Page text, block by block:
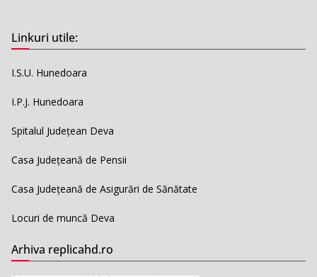
Linkuri utile:
I.S.U. Hunedoara
I.P.J. Hunedoara
Spitalul Județean Deva
Casa Județeană de Pensii
Casa Județeană de Asigurări de Sănătate
Locuri de muncă Deva
Arhiva replicahd.ro